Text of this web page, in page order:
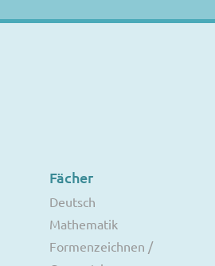
Fächer
Deutsch
Mathematik
Formenzeichnen /